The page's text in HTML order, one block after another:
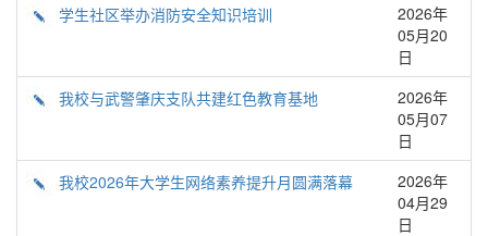
学生社区举办消防安全知识培训
2026年
05月20
日
我校与武警肇庆支队共建红色教育基地
2026年
05月07
日
我校2026年大学生网络素养提升月圆满落幕
2026年
04月29
日